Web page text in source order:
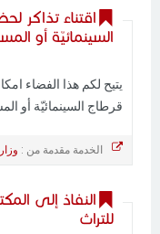
اقتناء تذاكر
السينمائيّة أو
يتيح لكم هذا الفضاء
قرطاج السينمائيّة أو
الخدمة مقدمة من :
النفاذ إلى
للتراث